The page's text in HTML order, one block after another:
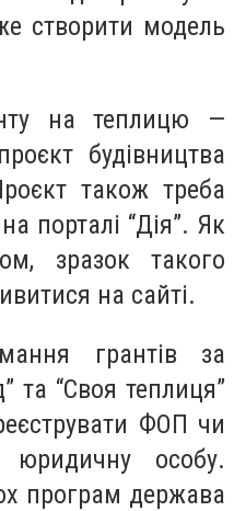
створити модель
на теплицю —
будівництва
також треба
порталі “Дія”. Як
зразок такого
на сайті.
грантів за
та “Своя теплиця”
ФОП чи
юридичну особу.
програм держава